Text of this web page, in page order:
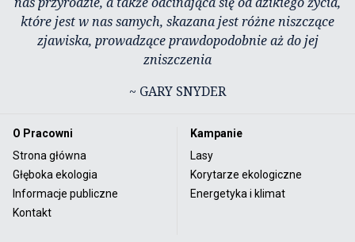
które jest w nas samych, skazana jest różne niszczące
zjawiska, prowadzące prawdopodobnie aż do jej
zniszczenia
~ GARY SNYDER
O Pracowni
Strona główna
Głęboka ekologia
Informacje publiczne
Kontakt
Kampanie
Lasy
Korytarze ekologiczne
Energetyka i klimat